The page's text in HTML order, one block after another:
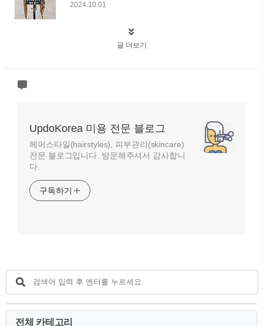
2024.10.01
글 더보기
UpdoKorea 미용 전문 블로그
헤어스타일(hairstyles), 피부관리(skincare)
전문 블로그입니다. 방문해주셔서 감사합니
다.
구독하기
전체 카테고리